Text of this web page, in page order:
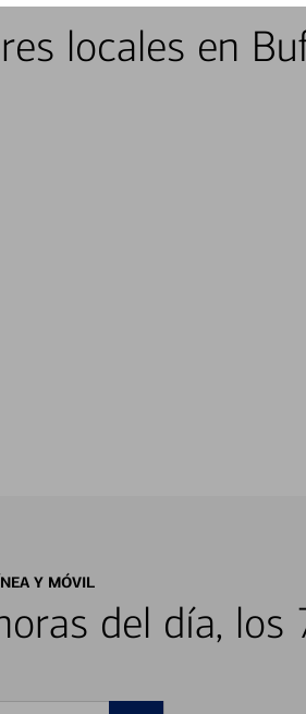
locales en
Y MÓVIL
del día, los